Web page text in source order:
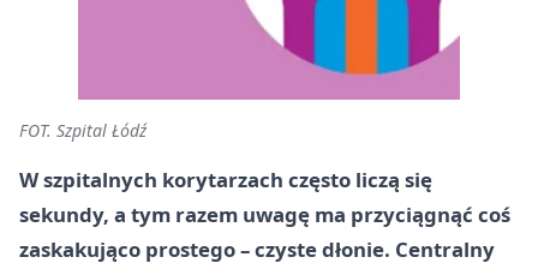
FOT. Szpital Łódź
W szpitalnych korytarzach często liczą się
sekundy, a tym razem uwagę ma przyciągnąć coś
zaskakująco prostego – czyste dłonie. Centralny